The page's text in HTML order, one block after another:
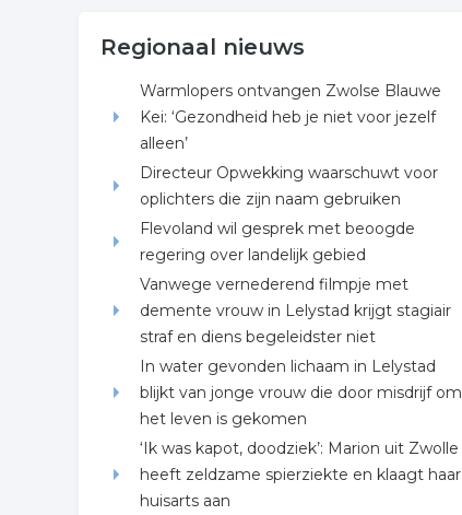
Regionaal nieuws
Warmlopers ontvangen Zwolse Blauwe
Kei: ‘Gezondheid heb je niet voor jezelf
alleen’
Directeur Opwekking waarschuwt voor
oplichters die zijn naam gebruiken
Flevoland wil gesprek met beoogde
regering over landelijk gebied
Vanwege vernederend filmpje met
demente vrouw in Lelystad krijgt stagiair
straf en diens begeleidster niet
In water gevonden lichaam in Lelystad
blijkt van jonge vrouw die door misdrijf om
het leven is gekomen
‘Ik was kapot, doodziek’: Marion uit Zwolle
heeft zeldzame spierziekte en klaagt haar
huisarts aan